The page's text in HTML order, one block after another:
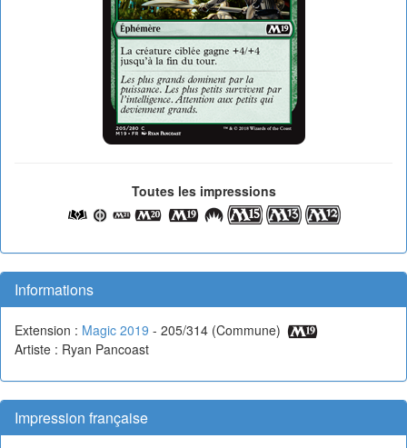
Toutes les impressions
Informations
Extension : Magic 2019 - 205/314 (Commune)
Artiste : Ryan Pancoast
Impression française